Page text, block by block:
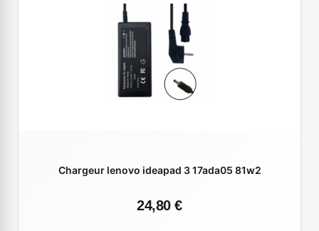
Chargeur lenovo ideapad 3 17ada05 81w2
24,80 €